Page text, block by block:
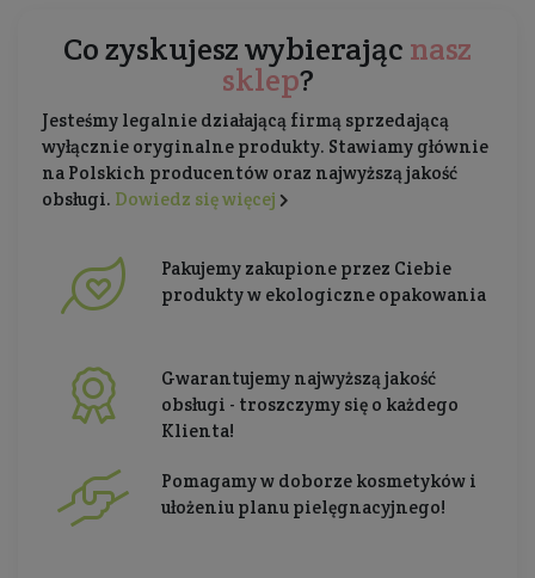
Co zyskujesz wybierając nasz
sklep?
Jesteśmy legalnie działającą firmą sprzedającą
wyłącznie oryginalne produkty. Stawiamy głównie
na Polskich producentów oraz najwyższą jakość
obsługi. Dowiedz się więcej
Pakujemy zakupione przez Ciebie
produkty w ekologiczne opakowania
Gwarantujemy najwyższą jakość
obsługi - troszczymy się o każdego
Klienta!
Pomagamy w doborze kosmetyków i
ułożeniu planu pielęgnacyjnego!